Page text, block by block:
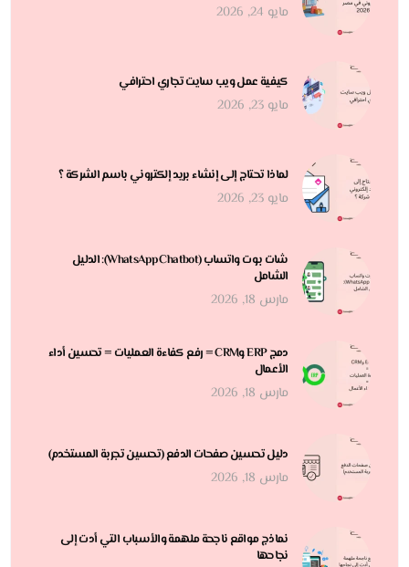
مايو 24, 2026
كيفية عمل ويب سايت تجاري احترافي
مايو 23, 2026
لماذا تحتاج إلى إنشاء بريد إلكتروني باسم الشركة ؟
مايو 23, 2026
شات بوت واتساب (WhatsApp Chatbot): الدليل
الشامل
مارس 18, 2026
دمج ERP وCRM = رفع كفاءة العمليات = تحسين أداء
الأعمال
مارس 18, 2026
دليل تحسين صفحات الدفع (تحسين تجربة المستخدم)
مارس 18, 2026
نماذج مواقع ناجحة ملهمة والأسباب التي أدت إلى
نجاحها